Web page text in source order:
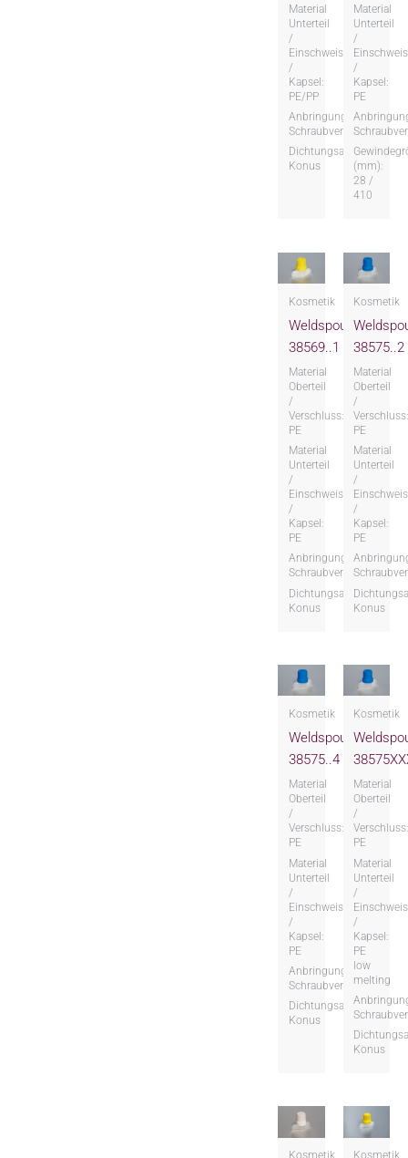
Material
Unterteil
/
Einschweissteil
/
Kapsel:
PE/PP
Anbringungsart:
Schraubversion
Dichtungsart:
Konus
Material
Unterteil
/
/
Kapsel:
PE
(mm):
28 /
410
Kosmetik
Weldspout
38569..1
Material
Oberteil
/
Verschluss:
PE
Material
Unterteil
/
Einschweissteil
/
Kapsel:
PE
Anbringungsart:
Schraubversion
Dichtungsart:
Konus
Kosmetik
38575..2
Material
Oberteil
/
PE
Material
Unterteil
/
/
Kapsel:
PE
Konus
Kosmetik
Weldspout
38575..4
Material
Oberteil
/
Verschluss:
PE
Material
Unterteil
/
Einschweissteil
/
Kapsel:
PE
Anbringungsart:
Schraubversion
Dichtungsart:
Konus
Kosmetik
Material
Oberteil
/
PE
Material
Unterteil
/
/
Kapsel:
PE
low
melting
Konus
Kosmetik Kosmetik